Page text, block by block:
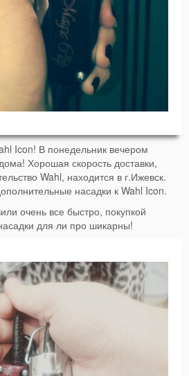
Icon! В понедельник вечером
Хорошая скорость доставки,
Wahl, находится в г.Ижевск.
насадки к Wahl Icon.
очень все быстро, покупкой
для ли про шикарны!